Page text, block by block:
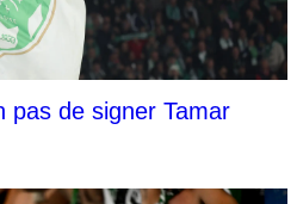
pas de signer Tamar